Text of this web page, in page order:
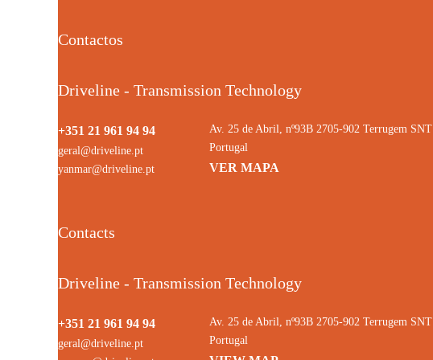
Contactos
Driveline - Transmission Technology
+351 21 961 94 94
geral@driveline.pt
yanmar@driveline.pt
Av. 25 de Abril, nº93B 2705-902 Terrugem SNT
Portugal
VER MAPA
Contacts
Driveline - Transmission Technology
+351 21 961 94 94
geral@driveline.pt
Av. 25 de Abril, nº93B 2705-902 Terrugem SNT
Portugal